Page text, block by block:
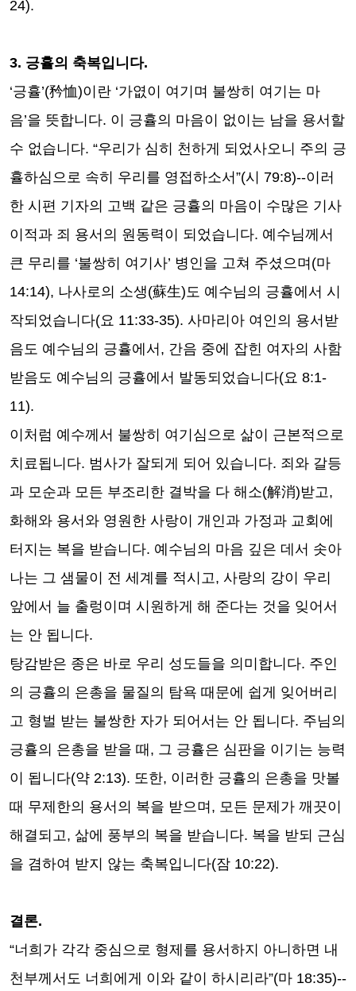
24).
3. 긍휼의 축복입니다.
‘긍휼’(矜恤)이란 ‘가엾이 여기며 불쌍히 여기는 마
음’을 뜻합니다. 이 긍휼의 마음이 없이는 남을 용서할
수 없습니다. “우리가 심히 천하게 되었사오니 주의 긍
휼하심으로 속히 우리를 영접하소서 ”(시 79:8)--이러
한 시편 기자의 고백 같은 긍휼의 마음이 수많은 기사
이적과 죄 용서의 원동력이 되었습니다. 예수님께서
큰 무리를 ‘불쌍히 여기사’ 병인을 고쳐 주셨으며 (마
14:14), 나사로의 소생(蘇生)도 예수님의 긍휼에서 시
작되었습니다(요 11:33-35). 사마리아 여인의 용서받
음도 예수님의 긍휼에서 , 간음 중에 잡힌 여자의 사함
받음도 예수님의 긍휼에서 발동되었습니다(요 8:1-
11).
이처럼 예수께서 불쌍히 여기심으로 삶이 근본적으로
치료됩니다. 범사가 잘되게 되어 있습니다. 죄와 갈등
과 모순과 모든 부조리한 결박을 다 해소(解消)받고,
화해와 용서와 영원한 사랑이 개인과 가정과 교회에
터지는 복을 받습니다. 예수님의 마음 깊은 데서 솟아
나는 그 샘물이 전 세계를 적시고, 사랑의 강이 우리
앞에서 늘 출렁이며 시원하게 해 준다는 것을 잊어서
는 안 됩니다.
탕감받은 종은 바로 우리 성도들을 의미합니다. 주인
의 긍휼의 은총을 물질의 탐욕 때문에 쉽게 잊어버리
고 형벌 받는 불쌍한 자가 되어서는 안 됩니다. 주님의
긍휼의 은총을 받을 때 , 그 긍휼은 심판을 이기는 능력
이 됩니다(약 2:13). 또한, 이러한 긍휼의 은총을 맛볼
때 무제한의 용서의 복을 받으며 , 모든 문제가 깨끗이
해결되고, 삶에 풍부의 복을 받습니다. 복을 받되 근심
을 겸하여 받지 않는 축복입니다(잠 10:22).
결론.
“너희가 각각 중심으로 형제를 용서하지 아니하면 내
천부께서도 너희에게 이와 같이 하시리라”(마 18:35)--